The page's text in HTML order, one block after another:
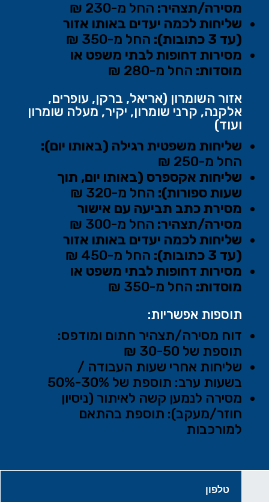
מסירה/תצהיר: החל מ-230 ₪
שליחות לכמה יעדים באותו אזור
(עד 3 כתובות):
החל מ-350 ₪
מסירות דחופות לבתי משפט או
מוסדות: החל מ-280 ₪
אזור השומרון (אריאל, ברקן, עופרים,
אלקנה, קרני שומרון, יקיר, מעלה שומרון
ועוד)
שליחות משפטית רגילה (באותו יום):
החל מ-250 ₪
שליחות אקספרס (באותו יום, תוך
שעות ספורות): החל מ-320 ₪
מסירת כתב תביעה עם אישור
מסירה/תצהיר: החל מ-300 ₪
שליחות לכמה יעדים באותו אזור
(עד 3 כתובות):
החל מ-450 ₪
מסירות דחופות לבתי משפט או
מוסדות: החל מ-350 ₪
תוספות אפשריות:
דוח מסירה/תצהיר חתום ומודפס:
תוספת של 30-50 ₪
שליחות אחרי שעות העבודה /
בשעות ערב: תוספת של 30%-50%
מסירה לנמען קשה לאיתור (ניסיון
חוזר/מעקב): תוספת בהתאם
למורכבות
טלפון